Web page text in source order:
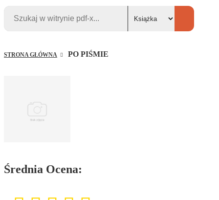
STRONA GŁÓWNA PO PIŚMIE
Średnia Ocena: